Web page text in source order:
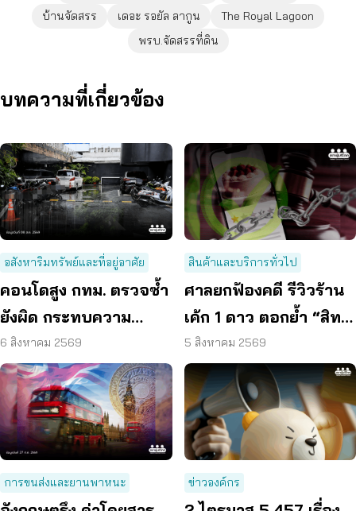
บ้านจัดสรร
เดอะ รอยัล ลากูน
The Royal Lagoon
พรบ.จัดสรรที่ดิน
บทความที่เกี่ยวข้อง
อสังหาริมทรัพย์และที่อยู่อาศัย
คอนโดสูง กทม. ตรวจซ้ำ
ยังผิด กระทบความ
ปลอดภัย
6 สิงหาคม 2569
สินค้าและบริการทั่วไป
ศาลยกฟ้องคดี รีวิวร้าน
เค้ก 1 ดาว ตอกย้ำ “สิทธิ
ผู้บริโภค” แสดงความคิด
เห็นโดยสุจริต
5 สิงหาคม 2569
การขนส่งและยานพาหนะ ข่าวองค์กร